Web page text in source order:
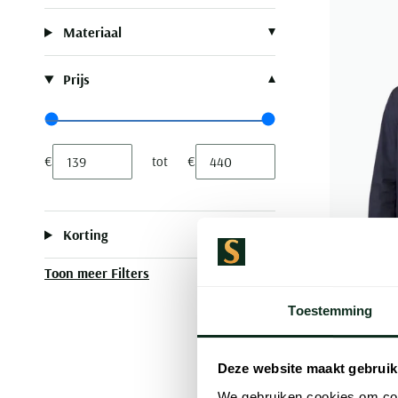
Toestemming
Deze website maakt
Materiaal
Prijs
Range slider min value
Range slider max value
Minimum value input
€ tot
Maximum value input
€
Korting
Toon meer Filters
zomerjas